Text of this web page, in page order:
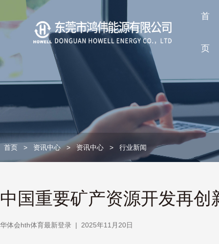
首
页
首页 > 资讯中心 > 资讯中心 > 行业新闻
中国重要矿产资源开发再
华体会hth体育最新登录 | 2025年11月20日